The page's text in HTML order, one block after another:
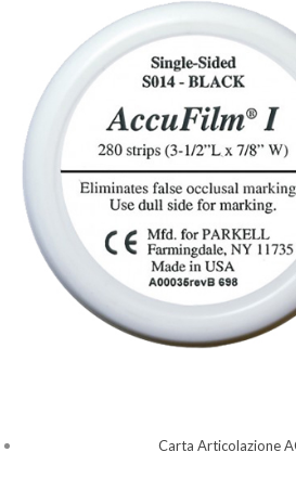
Carta Articolazione